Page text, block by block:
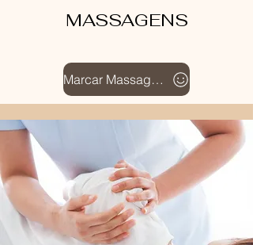
MASSAGENS​
Marcar Massagem